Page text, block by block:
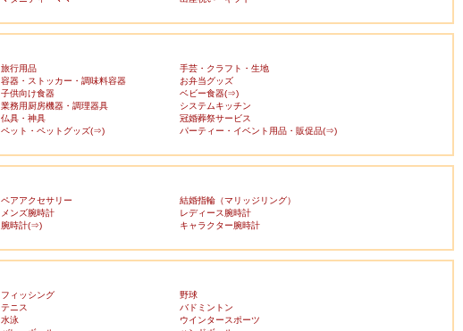
旅行用品
手芸・クラフト・生地
容器・ストッカー・調味料容器
お弁当グッズ
子供向け食器
ベビー食器(⇒)
業務用厨房機器・調理器具
システムキッチン
仏具・神具
冠婚葬祭サービス
ペット・ペットグッズ(⇒)
パーティー・イベント用品・販促品(⇒)
ペアアクセサリー
結婚指輪（マリッジリング）
メンズ腕時計
レディース腕時計
腕時計(⇒)
キャラクター腕時計
フィッシング
野球
テニス
バドミントン
水泳
ウインタースポーツ